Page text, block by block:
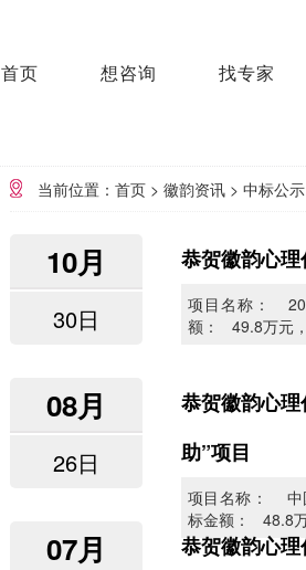
首页 想咨询 找专家
当前位置：首页 > 徽韵资讯 > 中标公示
10月
30日
恭贺徽韵心
项目名称：
额： 49.8万元
08月
26日
恭贺徽韵心
助”项目
项目名称： 中
标金额： 48.8
07月
恭贺徽韵心